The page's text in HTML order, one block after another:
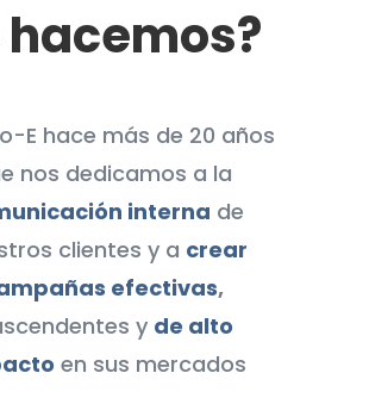
hacemos?
E hace más de 20 años
nos dedicamos a la
interna de
clientes y a crear
efectivas,
y de alto
en sus mercados